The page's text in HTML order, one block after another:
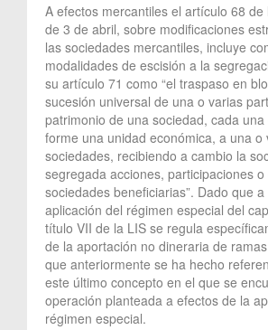
A efectos mercantiles el artículo 68 de
de 3 de abril, sobre modificaciones
las sociedades mercantiles, incluye
modalidades de escisión a la
su artículo 71 como “el traspaso en
sucesión universal de una o varias
patrimonio de una sociedad, cada
forme una unidad económica, a una o
sociedades, recibiendo a cambio la
segregada acciones, participaciones
sociedades beneficiarias”. Dado que
aplicación del régimen especial del
título VII de la LIS se regula
de la aportación no dineraria de
que anteriormente se ha hecho
este último concepto en el que se
operación planteada a efectos de la
régimen especial.